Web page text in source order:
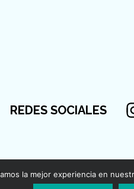
REDES SOCIALES
la mejor experiencia en